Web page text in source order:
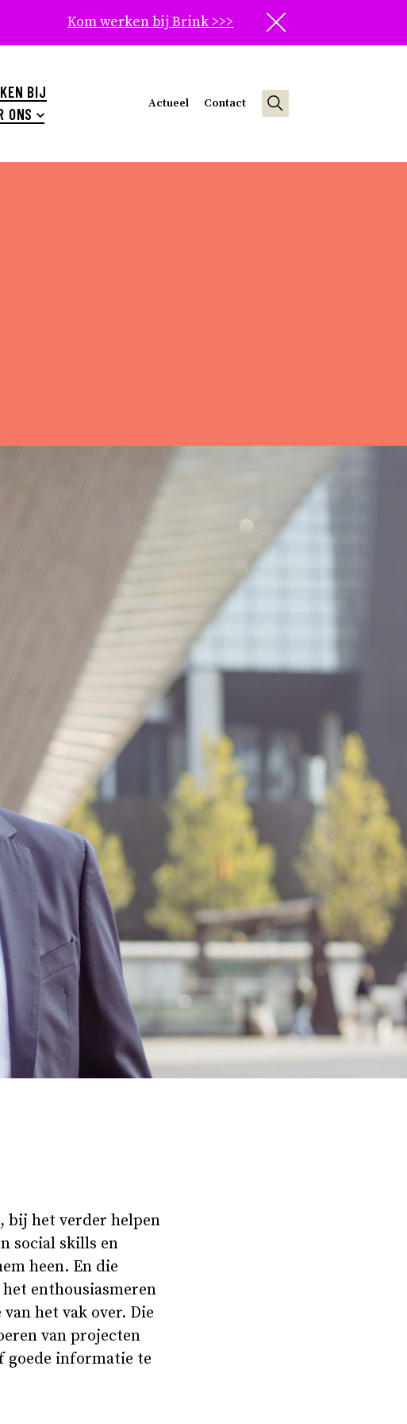
Kom werken bij Brink >>> Sluit
BIJ
ONS
Actueel Contact
bij het verder helpen
social skills en
heen. En die
enthousiasmeren
het vak over. Die
van projecten
goede informatie te